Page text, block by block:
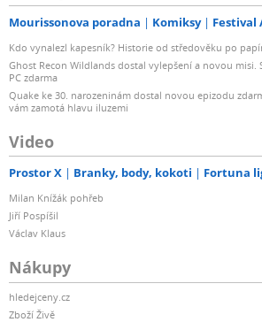
Mourissonova poradna Komiksy Festival
Kdo vynalezl kapesník? Historie od středověku po
Ghost Recon Wildlands dostal vylepšení a novou misi.
PC zdarma
Quake ke 30. narozeninám dostal novou epizodu
vám zamotá hlavu iluzemi
Video
Prostor X Branky, body, kokoti Fortuna
Milan Knížák pohřeb
Jiří Pospíšil
Václav Klaus
Nákupy
hledejceny.cz
Zboží Živě